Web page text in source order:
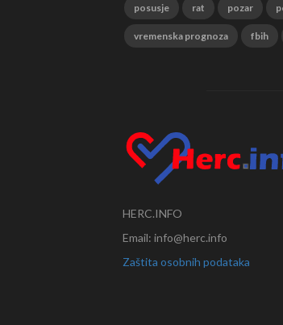
posusje rat pozar
vremenska prognoza fbih
HERC.INFO
Email: info@herc.info
Zaštita osobnih podataka